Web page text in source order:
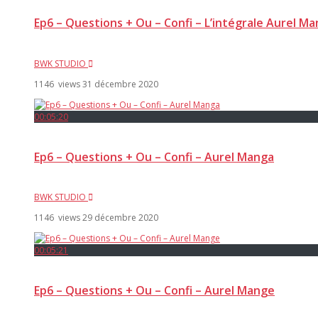
Ep6 – Questions + Ou – Confi – L’intégrale Aurel
BWK STUDIO
1146 views31 décembre 2020
00:05:20
Ep6 – Questions + Ou – Confi – Aurel Manga
BWK STUDIO
1146 views29 décembre 2020
00:05:21
Ep6 – Questions + Ou – Confi – Aurel Mange